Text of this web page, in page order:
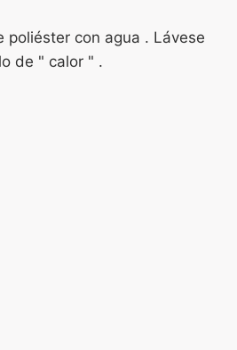
poliéster con agua . Lávese
de " calor " .